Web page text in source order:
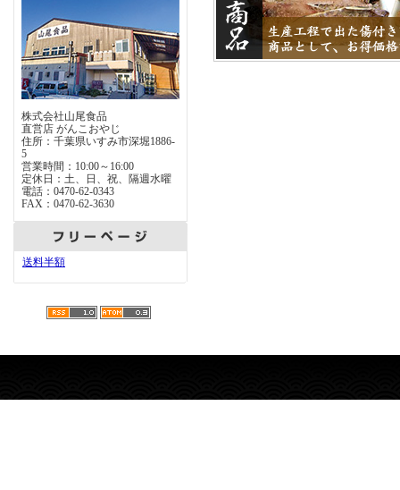
株式会社山尾食品
直営店 がんこおやじ
住所：千葉県いすみ市深堀1886-
5
営業時間：10:00～16:00
定休日：土、日、祝、隔週水曜
電話：0470-62-0343
FAX：0470-62-3630
送料半額